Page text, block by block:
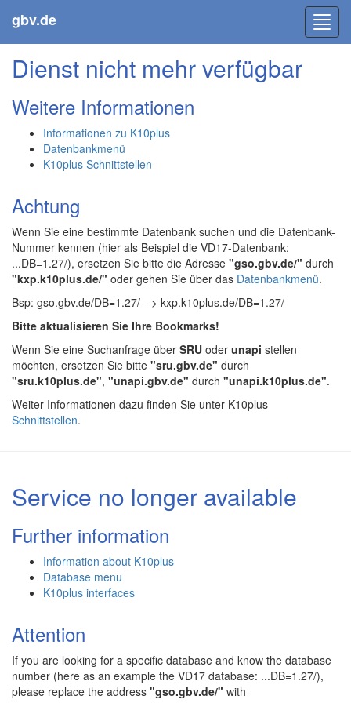
gbv.de
Dienst nicht mehr verfügbar
Weitere Informationen
Informationen zu K10plus
Datenbankmenü
K10plus Schnittstellen
Achtung
Wenn Sie eine bestimmte Datenbank suchen und die Datenbank-
Nummer kennen (hier als Beispiel die VD17-Datenbank:
...DB=1.27/), ersetzen Sie bitte die Adresse "gso.gbv.de/" durch
"kxp.k10plus.de/" oder gehen Sie über das Datenbankmenü.
Bsp: gso.gbv.de/DB=1.27/ --> kxp.k10plus.de/DB=1.27/
Bitte aktualisieren Sie Ihre Bookmarks!
Wenn Sie eine Suchanfrage über SRU oder unapi stellen
möchten, ersetzen Sie bitte "sru.gbv.de" durch
"sru.k10plus.de", "unapi.gbv.de" durch "unapi.k10plus.de".
Weiter Informationen dazu finden Sie unter K10plus
Schnittstellen.
Service no longer available
Further information
Information about K10plus
Database menu
K10plus interfaces
Attention
If you are looking for a specific database and know the database
number (here as an example the VD17 database: ...DB=1.27/),
please replace the address "gso.gbv.de/" with